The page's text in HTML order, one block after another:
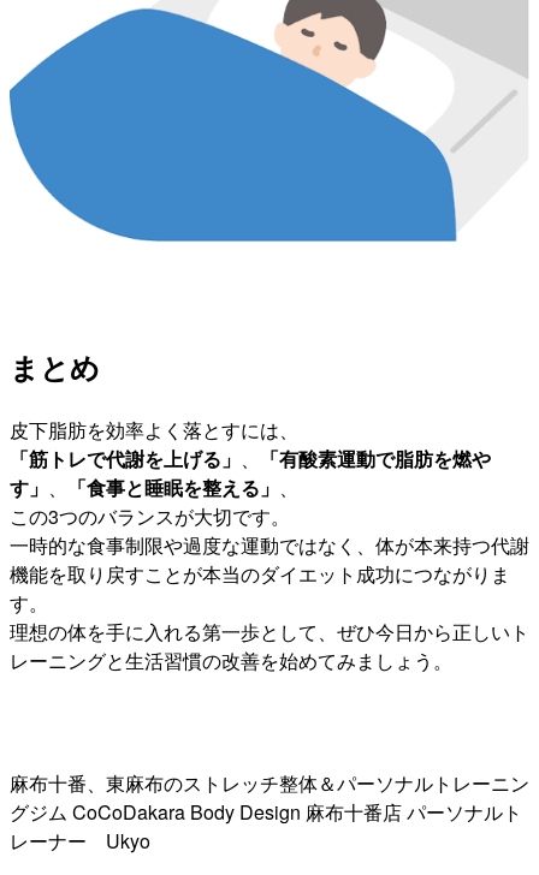
まとめ
皮下脂肪を効率よく落とすには、
「筋トレで代謝を上げる」 、
「有酸素運動で脂肪を燃や
す」 、 「食事と睡眠を整える」 、
この3つのバランスが大切です。
一時的な食事制限や過度な運動ではなく、体が本来持つ代謝
機能を取り戻すことが本当のダイエット成功につながりま
す。
理想の体を手に入れる第一歩として、ぜひ今日から正しいト
レーニングと生活習慣の改善を始めてみましょう。
麻布十番、東麻布のストレッチ整体＆パーソナルトレーニン
グジム CoCoDakara Body Design 麻布十番店 パーソナルト
レーナー Ukyo